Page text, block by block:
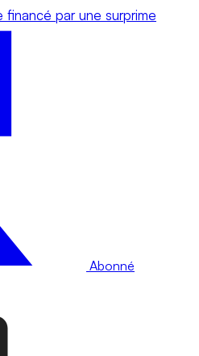
financé par une surprime
Abonné